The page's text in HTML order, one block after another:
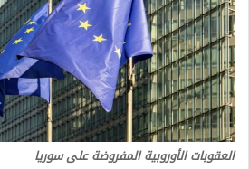
العقوبات الأوروبية المفروضة على سوريا